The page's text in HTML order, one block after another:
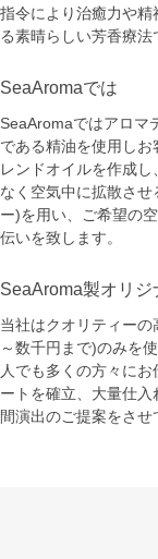
指令により治癒力や精
る素晴らしい芳香療法
SeaAromaでは
SeaAromaではアロマ
である精油を使用し
レンドオイルを作成
なく空気中に拡散さ
ー)を用い、ご希望の
伝いを致します。
SeaAroma製オリ
当社はクオリティー
～数千円まで)のみを
人でも多くの方々に
ートを確立、大量仕
間演出のご提案をさせ